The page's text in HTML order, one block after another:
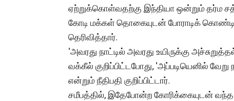
ஏற்றுக்கொள்வதற்கு இந்தியா ஒன்றும் தர்ம
கோடி மக்கள் தொகையுடன் போராடிக்
தெரிவித்தார்.
'அவரது நாட்டில் அவரது உயிருக்கு
வக்கீல் குறிப்பிட்டபோது, 'அப்படியெனில்
என்றும் நீதிபதி குறிப்பிட்டார்.
சமீபத்தில், இதேபோன்ற கோரிக்கையுடன்